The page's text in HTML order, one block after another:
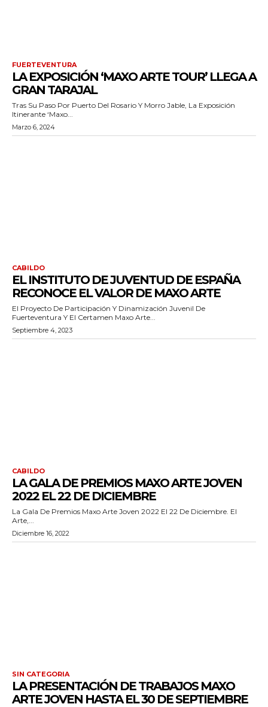
FUERTEVENTURA
LA EXPOSICIÓN ‘MAXO ARTE TOUR’ LLEGA A
GRAN TARAJAL
Tras Su Paso Por Puerto Del Rosario Y Morro Jable, La Exposición
Itinerante ‘Maxo...
Marzo 6, 2024
CABILDO
EL INSTITUTO DE JUVENTUD DE ESPAÑA
RECONOCE EL VALOR DE MAXO ARTE
El Proyecto De Participación Y Dinamización Juvenil De
Fuerteventura Y El Certamen Maxo Arte...
Septiembre 4, 2023
CABILDO
LA GALA DE PREMIOS MAXO ARTE JOVEN
2022 EL 22 DE DICIEMBRE
La Gala De Premios Maxo Arte Joven 2022 El 22 De Diciembre. El
Arte,...
Diciembre 16, 2022
SIN CATEGORIA
LA PRESENTACIÓN DE TRABAJOS MAXO
ARTE JOVEN HASTA EL 30 DE SEPTIEMBRE